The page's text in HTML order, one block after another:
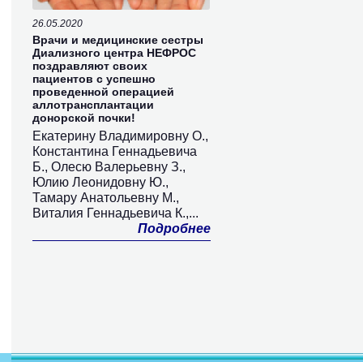
26.05.2020
Врачи и медицинские сестры
Диализного центра НЕФРОС
поздравляют своих
пациентов с успешно
проведенной операцией
аллотрансплантации
донорской почки!
Екатерину Владимировну О.,
Константина Геннадьевича
Б., Олесю Валерьевну З.,
Юлию Леонидовну Ю.,
Тамару Анатольевну М.,
Виталия Геннадьевича К.,...
Подробнее